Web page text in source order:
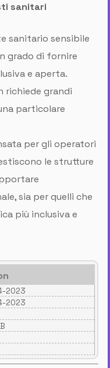
sanitari
sanitario sensibile
grado di fornire
e aperta.
richiede grandi
particolare
per gli operatori
le strutture
sia per quelli che
più inclusiva e
2023
2023